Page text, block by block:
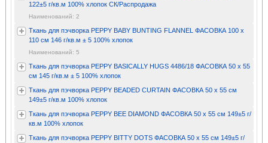
122±5 г/кв.м 100% хлопок СК/Распродажа
Наименований: 2
Ткань для пэчворка PEPPY BABY BUNTING FLANNEL ФАСОВКА 100 x
110 см 146 г/кв.м ± 5 100% хлопок
Наименований: 5
Ткань для пэчворка PEPPY BASICALLY HUGS 4486/18 ФАСОВКА 50 x 55
см 145 г/кв.м ± 5 100% хлопок
Ткань для пэчворка PEPPY BEADED CURTAIN ФАСОВКА 50 x 55 см
149±5 г/кв.м 100% хлопок
Ткань для пэчворка PEPPY BEE DIAMOND ФАСОВКА 50 x 55 см 149±5 г/
кв.м 100% хлопок
Ткань для пэчворка PEPPY BITTY DOTS ФАСОВКА 50 x 55 см 149±5 г/